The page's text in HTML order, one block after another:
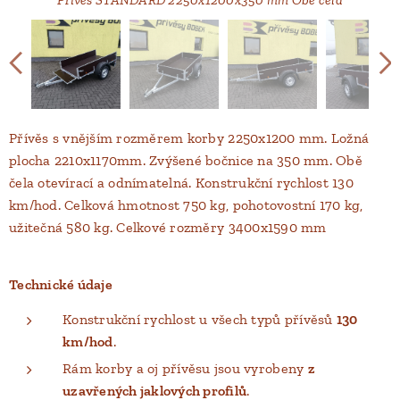
Přívěs s vnějším rozměrem korby 2250x1200 mm. Ložná
plocha 2210x1170mm. Zvýšené bočnice na 350 mm. Obě
čela otevírací a odnímatelná. Konstrukční rychlost 130
km/hod. Celková hmotnost 750 kg, pohotovostní 170 kg,
užitečná 580 kg. Celkové rozměry 3400x1590 mm
Technické údaje
Konstrukční rychlost u všech typů přívěsů 130
km/hod.
Rám korby a oj přívěsu jsou vyrobeny z
uzavřených jaklových profilů.